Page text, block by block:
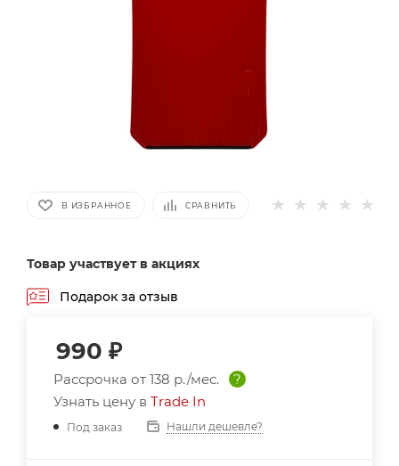
В ИЗБРАННОЕ СРАВНИТЬ
Товар участвует в акциях
Подарок за отзыв
990 ₽
Рассрочка от 138 р./мес.
?
Узнать цену в Trade In
Под заказ Нашли дешевле?